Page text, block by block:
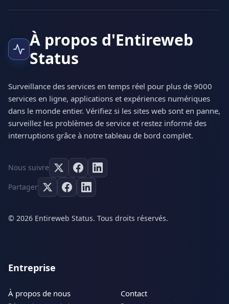
À propos d'Entireweb
Status
Surveillance des services en temps réel pour plus de 9000
services en ligne, applications et expériences numériques
dans le monde entier. Vérifiez si les sites web sont en panne,
surveillez les problèmes de service et restez informé des
interruptions grâce à notre tableau de bord complet.
Nous suivre
Partager
© 2026 Entireweb Status. Tous droits réservés.
Entreprise
À propos de nous Contact